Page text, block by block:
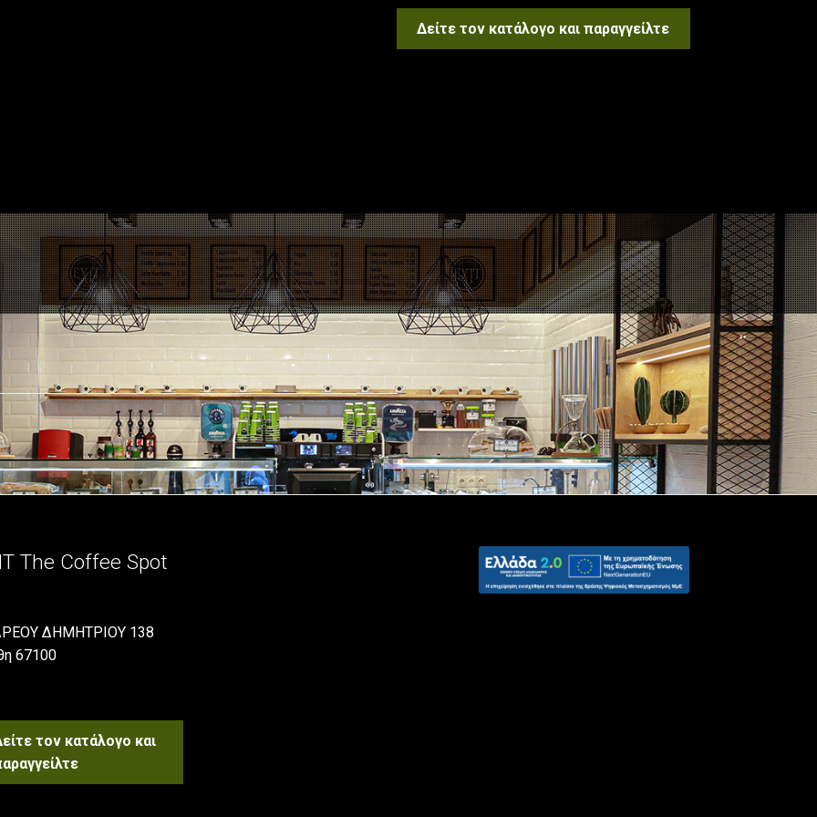
Δείτε τον κατάλογο και παραγγείλτε
The Coffee Spot
ΔΗΜΗΤΡΙΟΥ 138
67100
τον κατάλογο και